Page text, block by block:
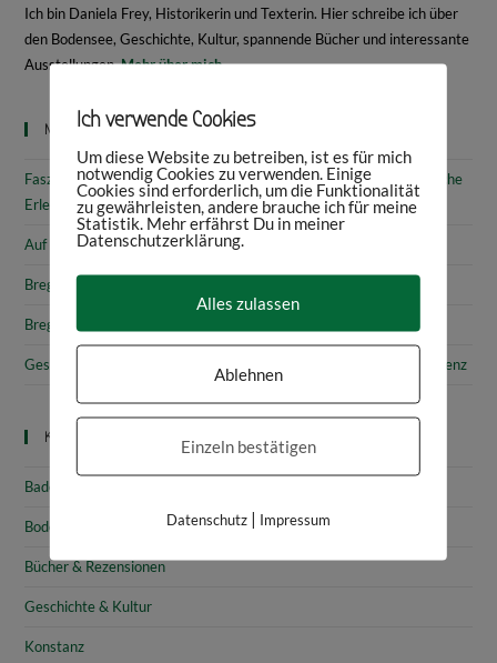
Ich bin Daniela Frey, Historikerin und Texterin. Hier schreibe ich über
den Bodensee, Geschichte, Kultur, spannende Bücher und interessante
Ausstellungen.Mehr über mich
Neueste Beiträge
Faszinierende Geschichte & fantastische Kunst: 10 (kunst)historische
Erlebnisse am Bodensee
Auf den Spuren von Annette von Droste-Hülshoff in Meersburg
Bregenz: Kirchen, Kapellen & Kultur
Bregenz: Stadtgeschichte & Sehenswürdigkeiten
Gesammelte Schätze Vorarlbergs: Das vorarlberg museum in Bregenz
Kategorien
Baden-Württemberg
Bodensee
Bücher & Rezensionen
Geschichte & Kultur
Konstanz
Ich verwende Cookies
Um diese Website zu betreiben, ist es für mich
notwendig Cookies zu verwenden. Einige
Cookies sind erforderlich, um die Funktionalität
zu gewährleisten, andere brauche ich für meine
Statistik. Mehr erfährst Du in meiner
Datenschutzerklärung.
Alles zulassen
Ablehnen
Einzeln bestätigen
Datenschutz| Impressum